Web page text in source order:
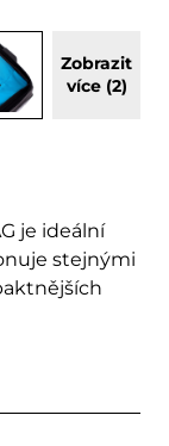
Zobrazit
více (2)
je ideální
stejnými